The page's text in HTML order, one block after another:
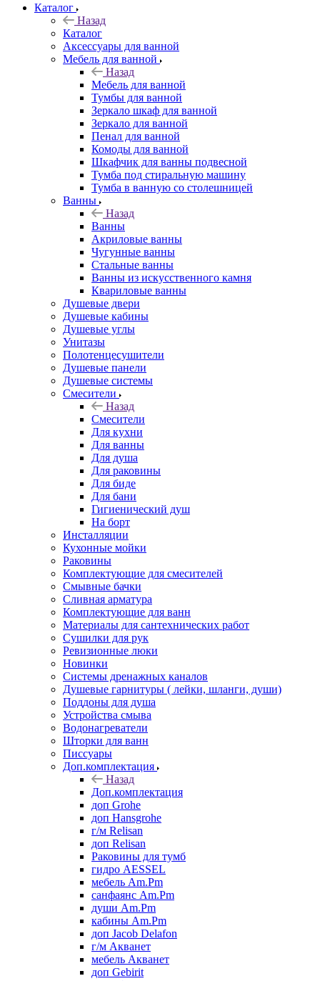
Каталог
Назад
Каталог
Аксессуары для ванной
Мебель для ванной
Назад
Мебель для ванной
Тумбы для ванной
Зеркало шкаф для ванной
Зеркало для ванной
Пенал для ванной
Комоды для ванной
Шкафчик для ванны подвесной
Тумба под стиральную машину
Тумба в ванную со столешницей
Ванны
Назад
Ванны
Акриловые ванны
Чугунные ванны
Стальные ванны
Ванны из искусственного камня
Квариловые ванны
Душевые двери
Душевые кабины
Душевые углы
Унитазы
Полотенцесушители
Душевые панели
Душевые системы
Смесители
Назад
Смесители
Для кухни
Для ванны
Для душа
Для раковины
Для биде
Для бани
Гигиенический душ
На борт
Инсталляции
Кухонные мойки
Раковины
Комплектующие для смесителей
Смывные бачки
Сливная арматура
Комплектующие для ванн
Материалы для сантехнических работ
Сушилки для рук
Ревизионные люки
Новинки
Системы дренажных каналов
Душевые гарнитуры ( лейки, шланги, души)
Поддоны для душа
Устройства смыва
Водонагреватели
Шторки для ванн
Писсуары
Доп.комплектация
Назад
Доп.комплектация
доп Grohe
доп Hansgrohe
г/м Relisan
доп Relisan
Раковины для тумб
гидро AESSEL
мебель Am.Pm
санфаянс Am.Pm
души Am.Pm
кабины Am.Pm
доп Jacob Delafon
г/м Акванет
мебель Акванет
доп Gebirit